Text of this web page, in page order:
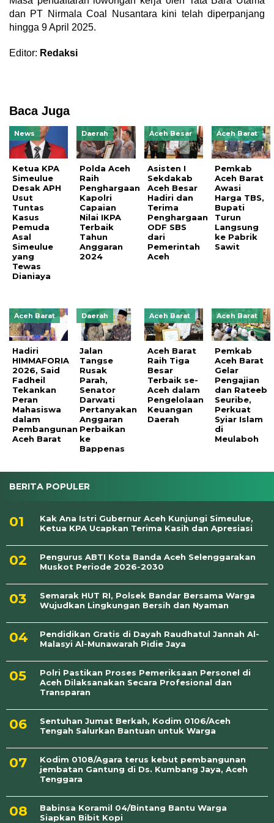
dan PT Nirmala Coal Nusantara kini telah diperpanjang
hingga 9 April 2025.
Editor: Redaksi
Baca Juga
News
Ketua KPA
Simeulue
Desak APH
Usut
Tuntas
Kasus
Pemuda
Asal
Simeulue
yang
Tewas
Dianiaya
Daerah
Polda Aceh
Raih
Penghargaan
Kapolri
Capaian
Nilai IKPA
Terbaik
Tahun
Anggaran
2024
Aceh Besar
Asisten I
Sekdakab
Aceh Besar
Hadiri dan
Terima
Penghargaan
ODF SBS
dari
Pemerintah
Aceh
Aceh Barat
Pemkab
Aceh Barat
Awasi
Harga TBS,
Bupati
Turun
Langsung
ke Pabrik
Sawit
Aceh Barat
Hadiri
HIMMAFORIA
2026, Said
Fadheil
Tekankan
Peran
Mahasiswa
dalam
Pembangunan
Aceh Barat
Daerah
Jalan
Tangse
Rusak
Parah,
Senator
Darwati
Pertanyakan
Anggaran
Perbaikan
ke
Bappenas
Aceh Barat
Aceh Barat
Raih Tiga
Besar
Terbaik se-
Aceh dalam
Pengelolaan
Keuangan
Daerah
Aceh Barat
Pemkab
Aceh Barat
Gelar
Pengajian
dan Rateeb
Seuribe,
Perkuat
Syiar Islam
di
Meulaboh
BERITA POPULER
Kak Ana Istri Gubernur Aceh Kunjungi Simeulue,
Ketua KPA Ucapkan Terima Kasih dan Apresiasi
Pengurus ABTI Kota Banda Aceh Selenggarakan
Muskot Periode 2026-2030
Semarak HUT RI, Polsek Bandar Bersama Warga
Wujudkan Lingkungan Bersih dan Nyaman
Pendidikan Gratis di Dayah Raudhatul Jannah Al-
Malasyi Al-Munawarah Pidie Jaya
Polri Pastikan Proses Pemeriksaan Personel di
Aceh Dilaksanakan Secara Profesional dan
Transparan
Sentuhan Jumat Berkah, Kodim 0106/Aceh
Tengah Salurkan Bantuan untuk Warga
Kodim 0108/Agara terus kebut pembangunan
jembatan Gantung di Ds. Kumbang Jaya, Aceh
Tenggara
Babinsa Koramil 04/Bintang Bantu Warga
Siapkan Bibit Kopi